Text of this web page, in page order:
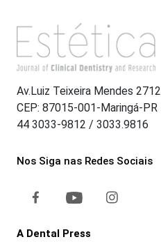
Av.Luiz Teixeira Mendes 2712
CEP: 87015-001-Maringá-PR
44 3033-9812 / 3033.9816
Nos Siga nas Redes Sociais
A Dental Press